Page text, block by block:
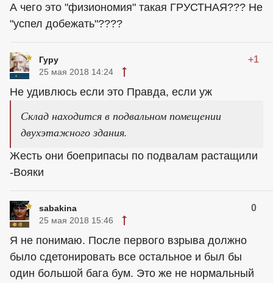
А чего это "физиономия" такая ГРУСТНАЯ??? Не
"успел добежать"????
Гуру +1
25 мая 2018 14:24
Не удивлюсь если это Правда, если уж
Склад находится в подвальном помещении
двухэтажного здания.
Жесть они боеприпасы по подвалам растащили
-Вояки
sabakina 0
25 мая 2018 15:46
Я не понимаю. После первого взрыва должно
было сдетонировать все остальное и был бы
один большой бага бум. Это же не нормальный